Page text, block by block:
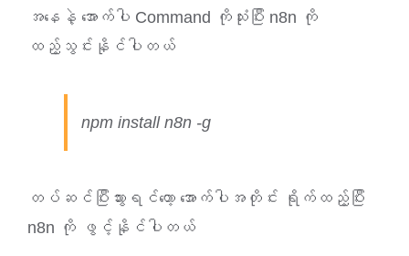
အနေနဲ့ အောက်ပါ Command ကိုသုံးပြီး n8n ကို
ထည့်သွင်းနိုင်ပါတယ်
npm install n8n -g
တပ်ဆင်ပြီးသွားရင်တော့ အောက်ပါအတိုင်း ရိုက်ထည့်ပြီး
n8n ကို ဖွင့်နိုင်ပါတယ်